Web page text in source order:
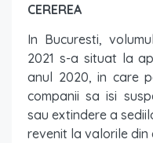
CEREREA
In Bucuresti,
2021 s-a situat la
anul 2020, in care
companii sa isi
sau extindere a
revenit la valorile din